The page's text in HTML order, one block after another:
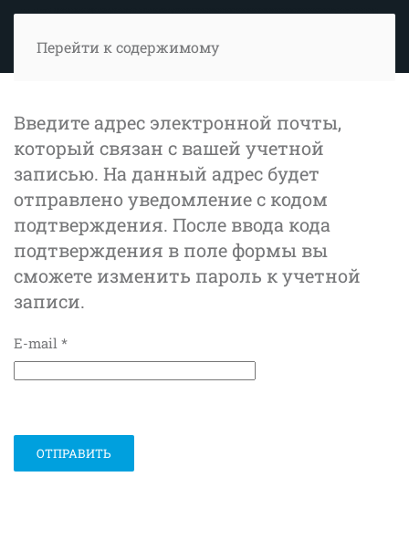
Перейти к содержимому
Введите адрес электронной почты,
который связан с вашей учетной
записью. На данный адрес будет
отправлено уведомление с кодом
подтверждения. После ввода кода
подтверждения в поле формы вы
сможете изменить пароль к учетной
записи.
E-mail *
ОТПРАВИТЬ